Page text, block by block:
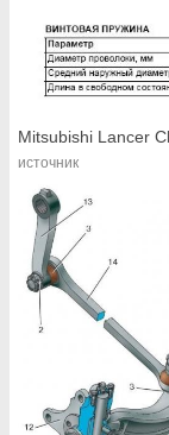
Mitsubishi Lancer
источник